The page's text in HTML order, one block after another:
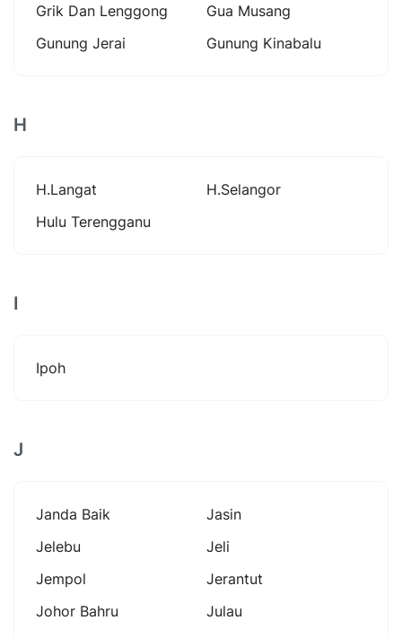
Grik Dan Lenggong
Gua Musang
Gunung Jerai
Gunung Kinabalu
H
H.langat
H.selangor
Hulu Terengganu
I
Ipoh
J
Janda Baik
Jasin
Jelebu
Jeli
Jempol
Jerantut
Johor Bahru
Julau